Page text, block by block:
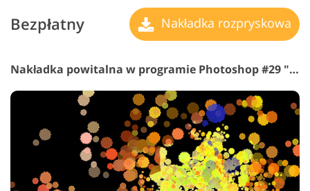
Bezpłatny Nakładka rozpryskowa
Nakładka powitalna w programie Photoshop #29 "Stargazing"